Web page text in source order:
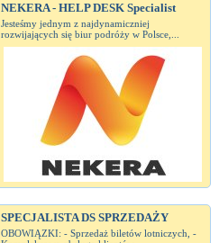
NEKERA - HELP DESK Specialist
Jesteśmy jednym z najdynamiczniej
rozwijających się biur podróży w Polsce,...
SPECJALISTA DS SPRZEDAŻY
OBOWIĄZKI: - Sprzedaż biletów lotniczych, -